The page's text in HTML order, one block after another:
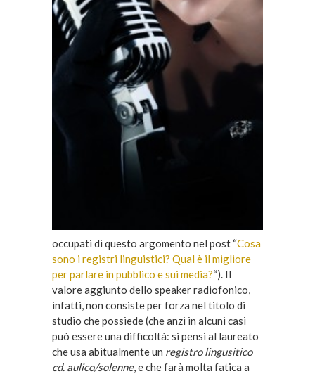
occupati di questo argomento nel post “Cosa
sono i registri linguistici? Qual è il migliore
per parlare in pubblico e sui media?“). Il
valore aggiunto dello speaker radiofonico,
infatti, non consiste per forza nel titolo di
studio che possiede (che anzi in alcuni casi
può essere una difficoltà: si pensi al laureato
che usa abitualmente un registrolingusitico
cd. aulico/solenne, e che farà molta fatica a